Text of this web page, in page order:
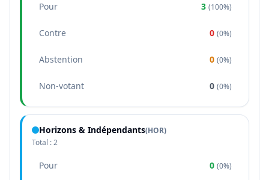
Pour 3 (100%)
Contre 0 (0%)
Abstention 0 (0%)
Non-votant 0 (0%)
Horizons & Indépendants(HOR)
Total :2
Pour 0 (0%)